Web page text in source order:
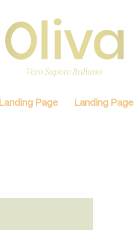
Landing Page Landing Page